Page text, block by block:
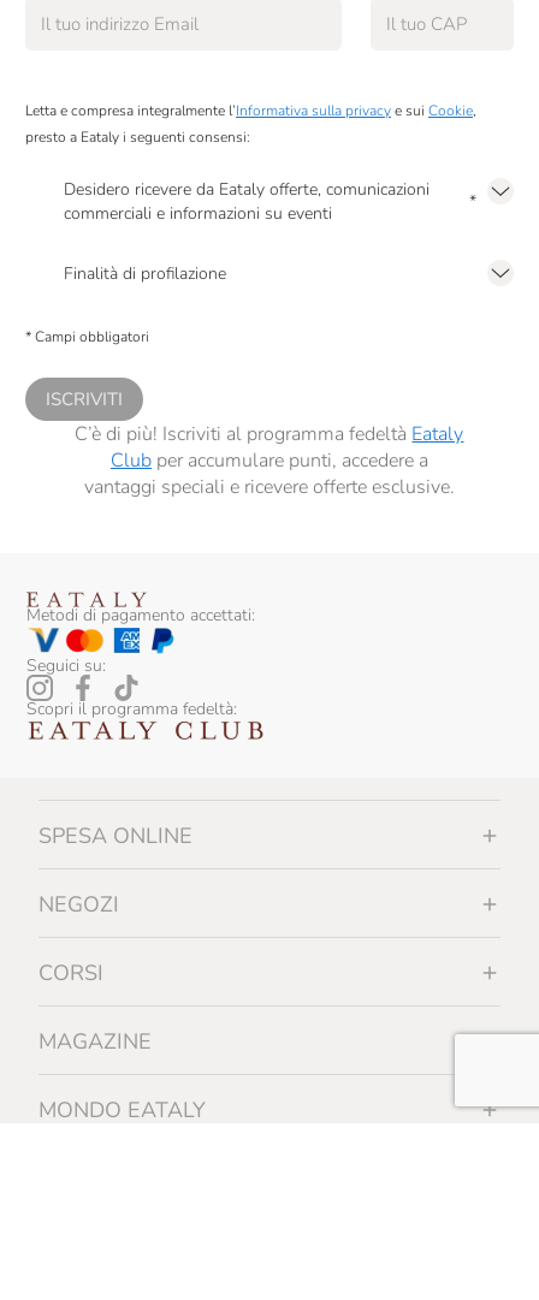
Letta e compresa integralmente l’Informativa sulla privacye sui Cookie,
presto a Eataly i seguenti consensi:
Desidero ricevere da Eataly offerte, comunicazioni
commerciali e informazioni su eventi
*
Finalità di profilazione
comunicazioni commerciali personalizzate, in caso di consenso prestato ai
* Campi obbligatori
ISCRIVITI
C’è di più! Iscriviti al programma fedeltàEataly
Clubper accumulare punti, accedere a
vantaggi speciali e ricevere offerte esclusive.
Metodi di pagamento accettati:
Seguici su:
Scopri il programma fedeltà:
SPESA ONLINE
NEGOZI
CORSI
MAGAZINE
MONDO EATALY